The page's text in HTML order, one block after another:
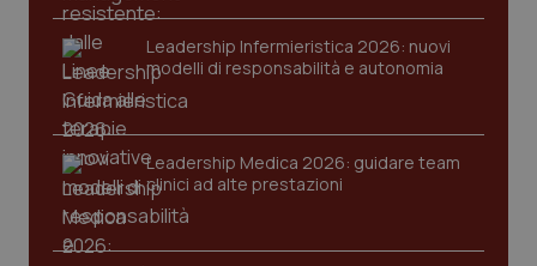
Leadership Infermieristica 2026: nuovi
modelli di responsabilità e autonomia
Leadership Medica 2026: guidare team
clinici ad alte prestazioni